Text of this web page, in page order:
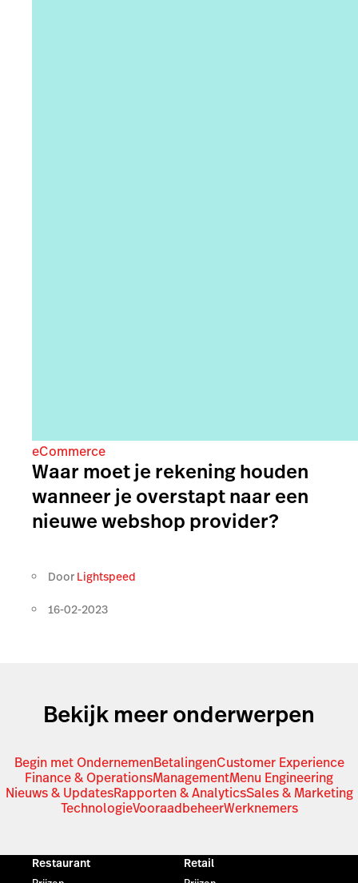
eCommerce
Waar moet je rekening houden
wanneer je overstapt naar een
nieuwe webshop provider?
Door Lightspeed
16-02-2023
Bekijk meer onderwerpen
Begin met OndernemenBetalingenCustomer Experience
Finance & OperationsManagementMenu Engineering
Nieuws & UpdatesRapporten & AnalyticsSales & Marketing
TechnologieVooraadbeheerWerknemers
Restaurant Retail